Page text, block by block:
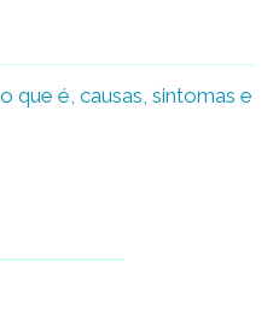
que é, causas, sintomas e